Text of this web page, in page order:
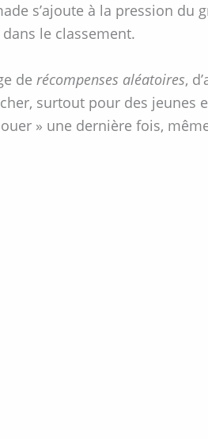
s’ajoute à la pression
le classement.
derécompenses aléatoires,
surtout pour des jeunes
» une dernière fois,